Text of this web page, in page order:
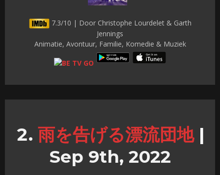
7.3/10 | Door Christophe Lourdelet & Garth
Jennings
Animatie, Avontuur, Familie, Komedie & Muziek
雨を告げる漂流団地 |
Sep 9th, 2022